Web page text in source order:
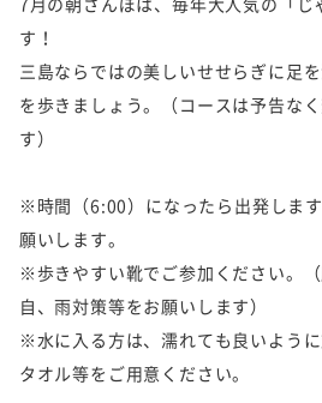
す！
三島ならではの美しいせせらぎに足
を歩きましょう。（コースは予告な
す）
※時間（6:00）になったら出発しま
願いします。
※歩きやすい靴でご参加ください。
自、雨対策等をお願いします）
※水に入る方は、濡れても良いよう
タオル等をご用意ください。